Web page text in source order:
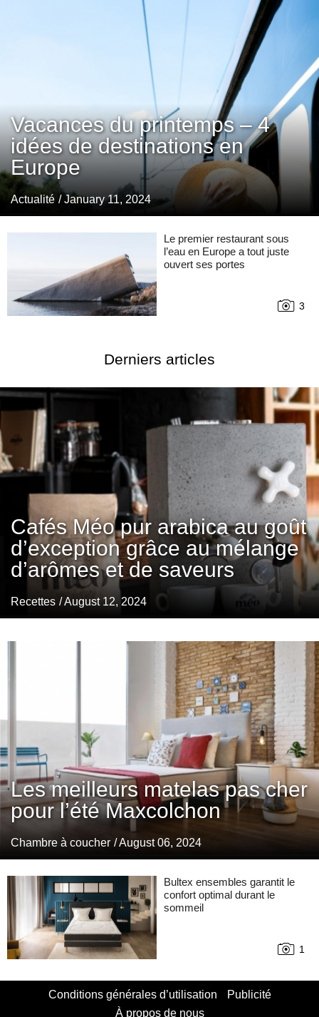
Vacances du printemps – 4
idées de destinations en
Europe
Actualité / January 11, 2024
Le premier restaurant sous
l’eau en Europe a tout juste
ouvert ses portes
3
Derniers articles
Cafés Méo pur arabica au goût
d’exception grâce au mélange
d’arômes et de saveurs
Recettes / August 12, 2024
Les meilleurs matelas pas cher
pour l’été Maxcolchon
Chambre à coucher / August 06, 2024
Bultex ensembles garantit le
confort optimal durant le
sommeil
1
Conditions générales d’utilisation
Publicité
À propos de nous